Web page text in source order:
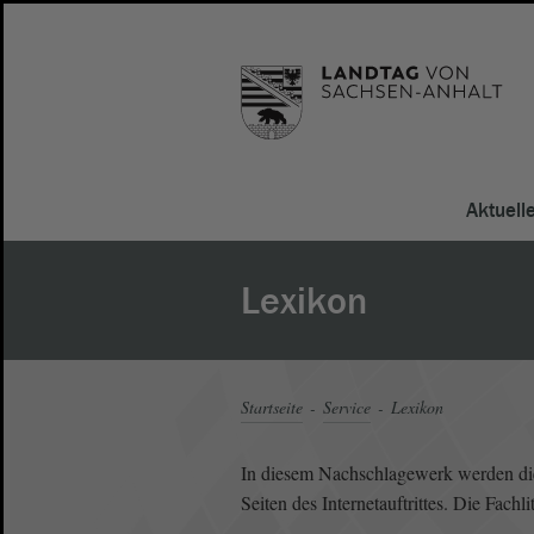
Lexikon
Startseite Service Lexikon
In diesem Nachschlagewerk werden
Seiten des Internetauftrittes. Die